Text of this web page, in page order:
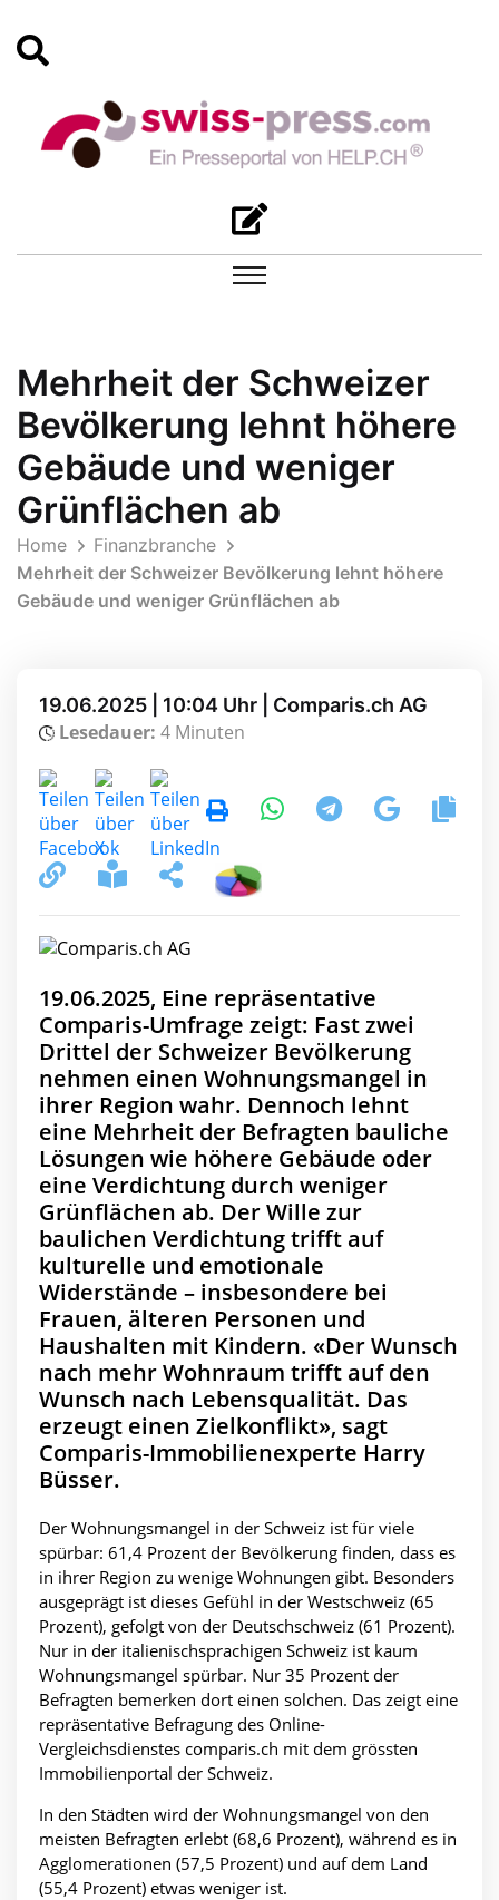
Mehrheit der Schweizer
Bevölkerung lehnt höhere
Gebäude und weniger
Grünflächen ab
Home
Finanzbranche
Mehrheit der Schweizer Bevölkerung lehnt höhere
Gebäude und weniger Grünflächen ab
19.06.2025 | 10:04 Uhr | Comparis.ch AG
Lesedauer: 4 Minuten
19.06.2025, Eine repräsentative
Comparis-Umfrage zeigt: Fast zwei
Drittel der Schweizer Bevölkerung
nehmen einen Wohnungsmangel in
ihrer Region wahr. Dennoch lehnt
eine Mehrheit der Befragten bauliche
Lösungen wie höhere Gebäude oder
eine Verdichtung durch weniger
Grünflächen ab. Der Wille zur
baulichen Verdichtung trifft auf
kulturelle und emotionale
Widerstände – insbesondere bei
Frauen, älteren Personen und
Haushalten mit Kindern. «Der Wunsch
nach mehr Wohnraum trifft auf den
Wunsch nach Lebensqualität. Das
erzeugt einen Zielkonflikt», sagt
Comparis-Immobilienexperte Harry
Büsser.
Der Wohnungsmangel in der Schweiz ist für viele
spürbar: 61,4 Prozent der Bevölkerung finden, dass es
in ihrer Region zu wenige Wohnungen gibt. Besonders
ausgeprägt ist dieses Gefühl in der Westschweiz (65
Prozent), gefolgt von der Deutschschweiz (61 Prozent).
Nur in der italienischsprachigen Schweiz ist kaum
Wohnungsmangel spürbar. Nur 35 Prozent der
Befragten bemerken dort einen solchen. Das zeigt eine
repräsentative Befragung des Online-
Vergleichsdienstes comparis.ch mit dem grössten
Immobilienportal der Schweiz.
In den Städten wird der Wohnungsmangel von den
meisten Befragten erlebt (68,6 Prozent), während es in
Agglomerationen (57,5 Prozent) und auf dem Land
(55,4 Prozent) etwas weniger ist.